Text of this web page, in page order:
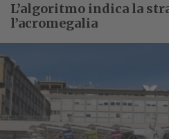
L’algoritmo indica la
l’acromegalia